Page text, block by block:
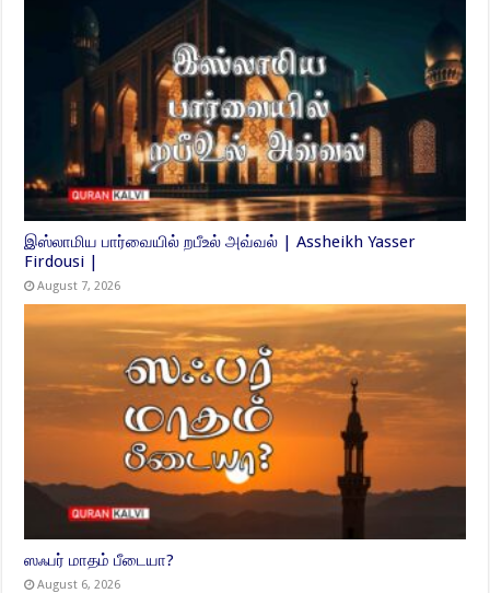
இஸ்லாமிய பார்வையில் றபீஉல் அவ்வல் | Assheikh Yasser
Firdousi |
August 7, 2026
ஸஃபர் மாதம் பீடையா?
August 6, 2026